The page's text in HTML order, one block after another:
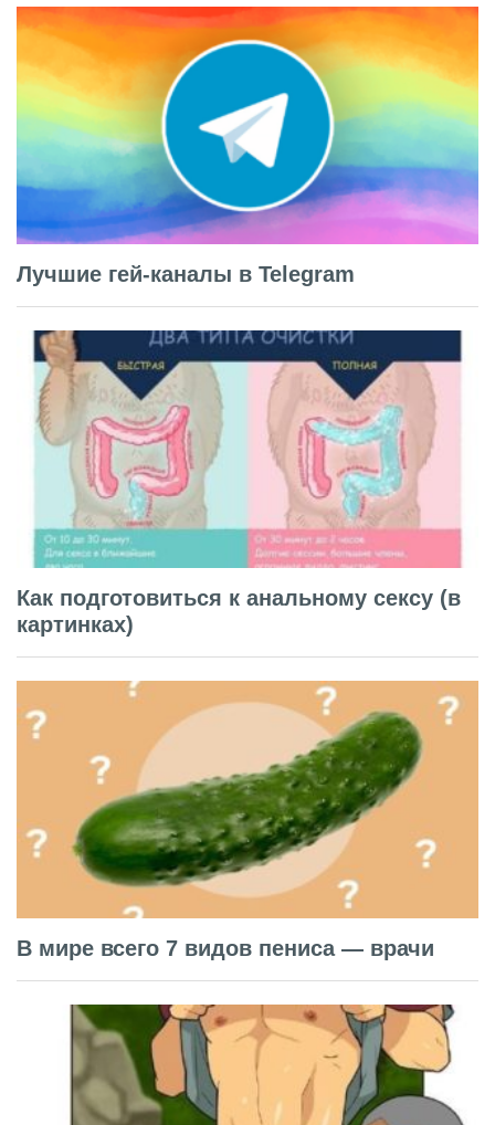
Лучшие гей-каналы в Telegram
Как подготовиться к анальному сексу (в
картинках)
В мире всего 7 видов пениса — врачи